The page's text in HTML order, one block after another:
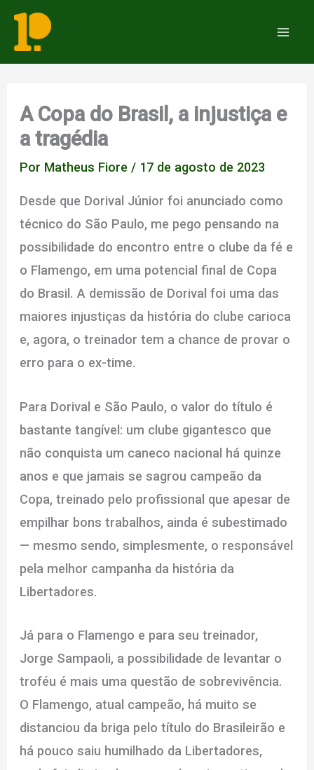
A Copa do Brasil, a injustiça e
a tragédia
Por Matheus Fiore / 17 de agosto de 2023
Desde que Dorival Júnior foi anunciado como
técnico do São Paulo, me pego pensando na
possibilidade do encontro entre o clube da fé e
o Flamengo, em uma potencial final de Copa
do Brasil. A demissão de Dorival foi uma das
maiores injustiças da história do clube carioca
e, agora, o treinador tem a chance de provar o
erro para o ex-time.
Para Dorival e São Paulo, o valor do título é
bastante tangível: um clube gigantesco que
não conquista um caneco nacional há quinze
anos e que jamais se sagrou campeão da
Copa, treinado pelo profissional que apesar de
empilhar bons trabalhos, ainda é subestimado
— mesmo sendo, simplesmente, o responsável
pela melhor campanha da história da
Libertadores.
Já para o Flamengo e para seu treinador,
Jorge Sampaoli, a possibilidade de levantar o
troféu é mais uma questão de sobrevivência.
O Flamengo, atual campeão, há muito se
distanciou da briga pelo título do Brasileirão e
há pouco saiu humilhado da Libertadores,